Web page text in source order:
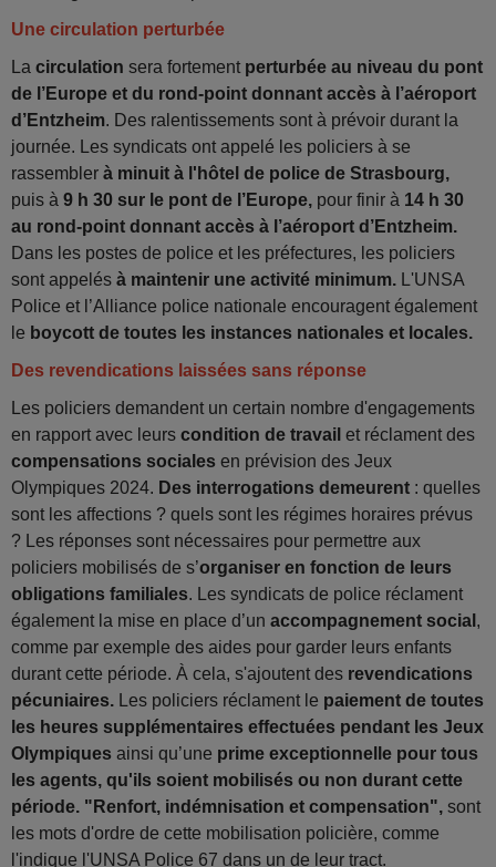
Une circulation perturbée
La circulation sera fortement perturbée au niveau du pont
de l’Europe et du rond-point donnant accès à l’aéroport
d’Entzheim. Des ralentissements sont à prévoir durant la
journée. Les syndicats ont appelé les policiers à se
rassembler à minuit à l'hôtel de police de Strasbourg,
puis à 9 h 30 sur le pont de l’Europe, pour finir à 14 h 30
au rond-point donnant accès à l’aéroport d’Entzheim.
Dans les postes de police et les préfectures, les policiers
sont appelés à maintenir une activité minimum. L'UNSA
Police et l’Alliance police nationale encouragent également
le boycott de toutes les instances nationales et locales.
Des revendications laissées sans réponse
Les policiers demandent un certain nombre d'engagements
en rapport avec leurs condition de travail et réclament des
compensations sociales en prévision des Jeux
Olympiques 2024. Des interrogations demeurent : quelles
sont les affections ? quels sont les régimes horaires prévus
? Les réponses sont nécessaires pour permettre aux
policiers mobilisés de s’organiser en fonction de leurs
obligations familiales. Les syndicats de police réclament
également la mise en place d’un accompagnement social ,
comme par exemple des aides pour garder leurs enfants
durant cette période. À cela, s'ajoutent des revendications
pécuniaires. Les policiers réclament le paiement de toutes
les heures supplémentaires effectuées pendant les Jeux
Olympiques ainsi qu’une prime exceptionnelle pour tous
les agents, qu'ils soient mobilisés ou non durant cette
période. "Renfort, indémnisation et compensation", sont
les mots d'ordre de cette mobilisation policière, comme
l'indique l'UNSA Police 67 dans un de leur tract.